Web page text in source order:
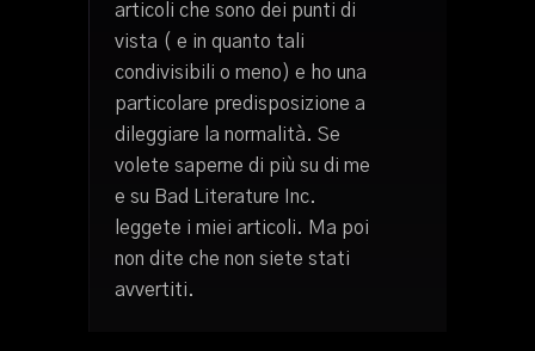
articoli che sono dei punti di
vista ( e in quanto tali
condivisibili o meno) e ho una
particolare predisposizione a
dileggiare la normalità. Se
volete saperne di più su di me
e su Bad Literature Inc.
leggete i miei articoli. Ma poi
non dite che non siete stati
avvertiti.